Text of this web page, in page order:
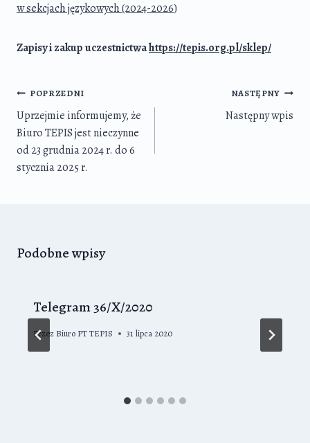
w sekcjach językowych (2024-2026)
Zapisy i zakup uczestnictwahttps://tepis.org.pl/sklep/
Nawigacja
wpisu
POPRZEDNI
Uprzejmie informujemy, że
Biuro TEPIS jest nieczynne
od 23 grudnia 2024 r. do 6
stycznia 2025 r.
NASTĘPNY
Następny wpis
Podobne wpisy
Telegram 36/X/2020
Przez Biuro PT TEPIS 31 lipca 2020